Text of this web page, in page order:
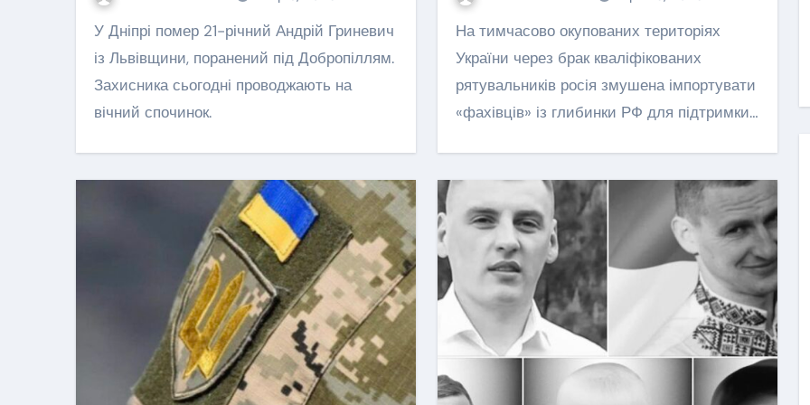
У Дніпрі помер 21-річний Андрій Гриневич
із Львівщини, поранений під Добропіллям.
Захисника сьогодні проводжають на
вічний спочинок.
На тимчасово окупованих територіях
України через брак кваліфікованих
рятувальників росія змушена імпортувати
«фахівців» із глибинки РФ для підтримки…
серце військового з
Львівщини
Леонтович Маша Сер 6, 2025
кілька років чи нова
форма постійного
житла?
Леонтович Маша Гру 29, 2025